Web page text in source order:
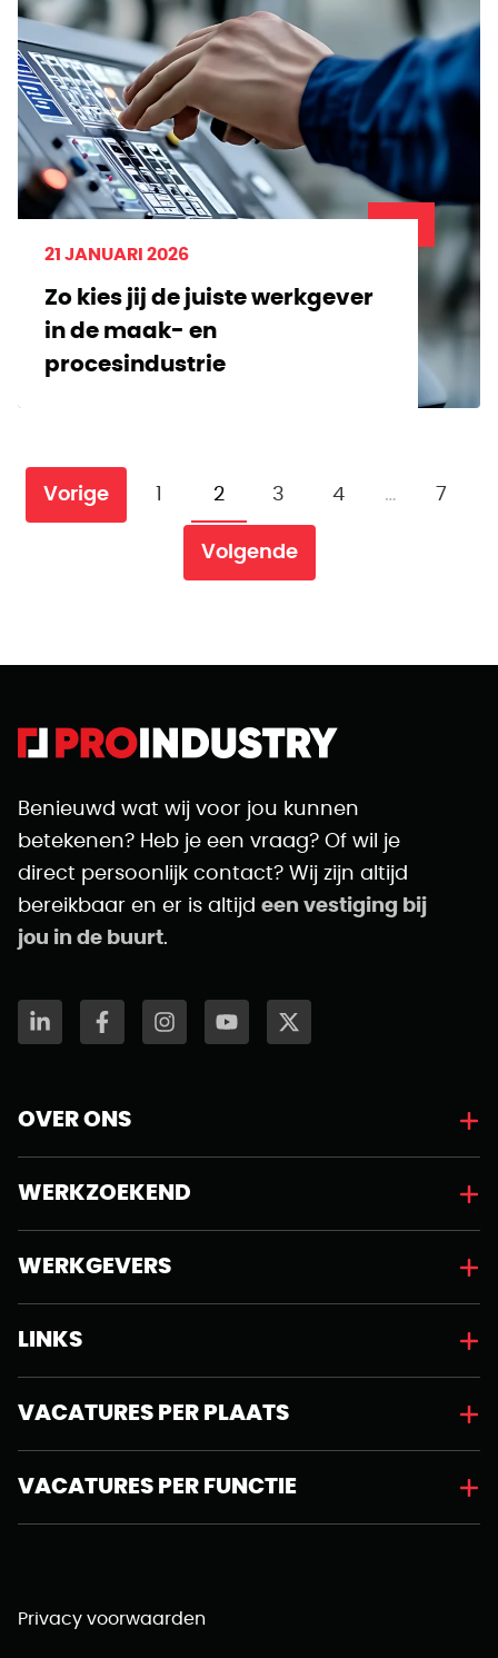
21 JANUARI 2026
Zo kies jij de juiste werkgever
in de maak- en
procesindustrie
Vorige 2 3 4 … 7
Volgende
Benieuwd wat wij voor jou kunnen
betekenen? Heb je een vraag? Of wil je
direct persoonlijk contact? Wij zijn altijd
bereikbaar en er is altijd een vestiging bij
jou in de buurt.
OVER ONS
WERKZOEKEND
WERKGEVERS
LINKS
VACATURES PER PLAATS
VACATURES PER FUNCTIE
Privacy voorwaarden